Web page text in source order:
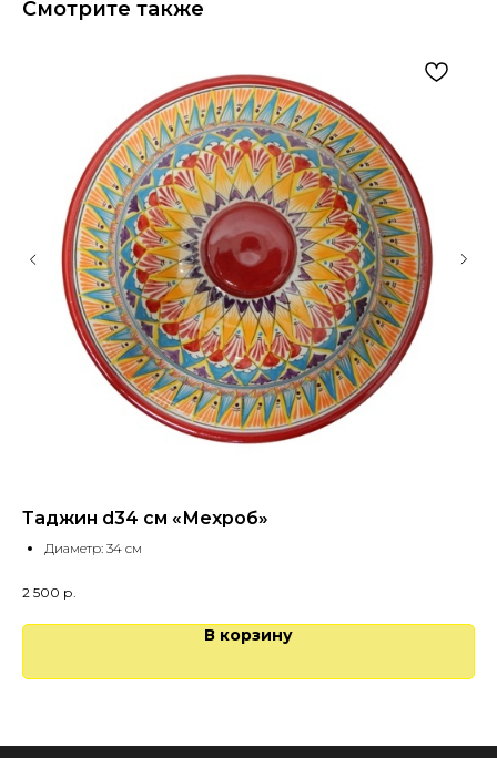
Смотрите также
Таджин d34 см «Мехроб»
Диаметр: 34 см
2 500 р.
В корзину